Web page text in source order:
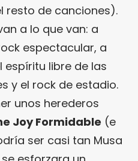
resto de canciones).
a lo que van: a
espectacular, a
libre de las
y el rock de estadio.
unos herederos
Joy Formidable (e
ser casi tan Musa